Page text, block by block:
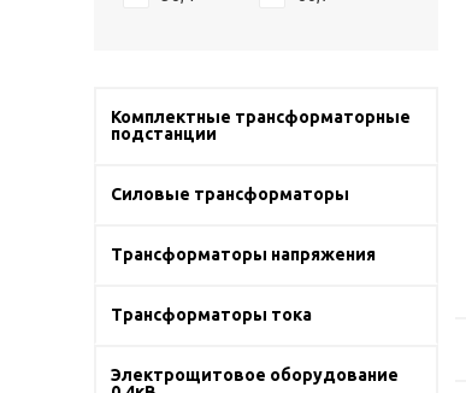
Комплектные трансформаторные
подстанции
Силовые трансформаторы
Трансформаторы напряжения
Трансформаторы тока
Электрощитовое оборудование